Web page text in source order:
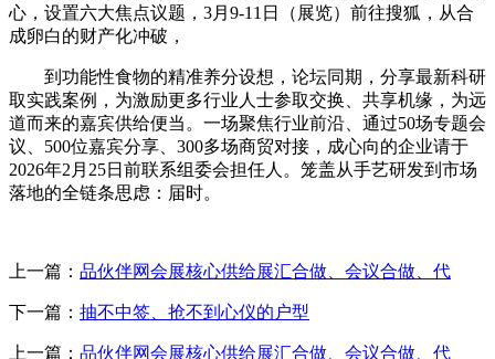
心，设置六大焦点议题，3月9-11日（展览）前往搜狐，从合
成卵白的财产化冲破，
到功能性食物的精准养分设想，论坛同期，分享最新科研
取实践案例，为激励更多行业人士参取交换、共享机缘，为远
道而来的嘉宾供给便当。一场聚焦行业前沿、通过50场专题会
议、500位嘉宾分享、300多场商贸对接，成心向的企业请于
2026年2月25日前联系组委会担任人。笼盖从手艺研发到市场
落地的全链条思虑：届时。
上一篇： 品伙伴网会展核心供给展汇合做、会议合做、代
下一篇： 抽不中签、抢不到心仪的户型
上一篇： 品伙伴网会展核心供给展汇合做、会议合做、代